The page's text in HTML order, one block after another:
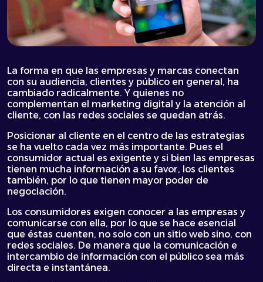
La forma en que las empresas y marcas conectan
con su audiencia, clientes y público en general, ha
cambiado radicalmente. Y quienes no
complementan el marketing digital y la atención al
cliente, con las redes sociales se quedan atrás.
Posicionar al cliente en el centro de las estrategias
se ha vuelto cada vez más importante. Pues el
consumidor actual es exigente y si bien las empresas
tienen mucha información a su favor, los clientes
también, por lo que tienen mayor poder de
negociación.
Los consumidores exigen conocer a las empresas y
comunicarse con ella, por lo que se hace esencial
que éstas cuenten, no solo con un sitio web sino, con
redes sociales. De manera que la comunicación e
intercambio de información con el público sea más
directa e instantánea.